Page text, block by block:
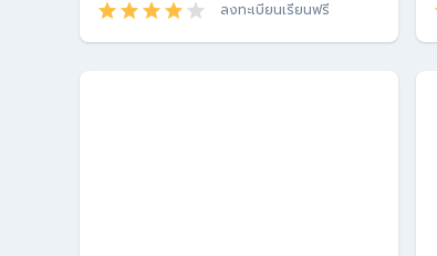
ลงทะเบียนเรียนฟรี